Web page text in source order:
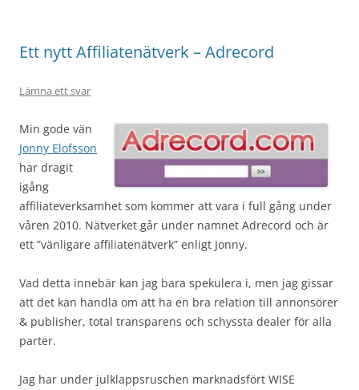
Ett nytt Affiliatenätverk – Adrecord
Lämna ett svar
Min gode vän
Jonny Elofsson
har dragit
igång
affiliateverksamhet som kommer att vara i full gång under
våren 2010. Nätverket går under namnet Adrecord och är
ett ”vänligare affiliatenätverk” enligt Jonny.
Vad detta innebär kan jag bara spekulera i, men jag gissar
att det kan handla om att ha en bra relation till annonsörer
& publisher, total transparens och schyssta dealer för alla
parter.
Jag har under julklappsruschen marknadsfört WISE